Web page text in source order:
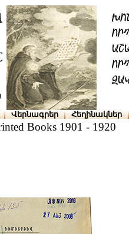
Վերնագրեր Հեղինակներ
Books 1901 - 1920